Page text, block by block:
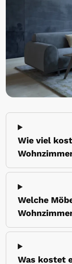
Wie viel
Welche
Was kostet